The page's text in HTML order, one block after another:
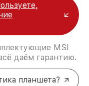
MSI
даём гарантию.
планшета?